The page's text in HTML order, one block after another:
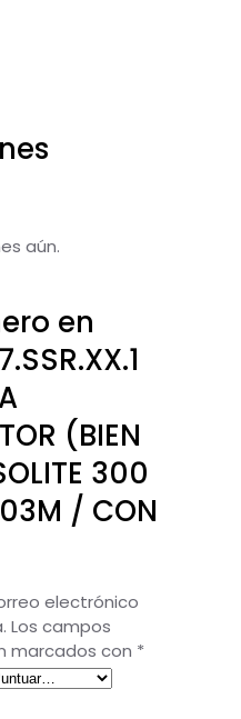
aún.
en
(BIEN
300
/ CON
electrónico
Los campos
marcados con *